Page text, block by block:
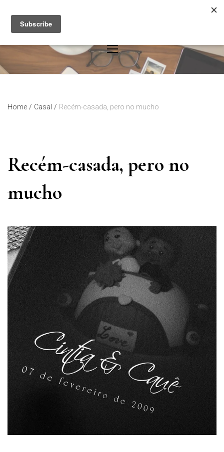
content
Home / Casal / Recém-casada, pero no mucho
Recém-casada, pero no
mucho